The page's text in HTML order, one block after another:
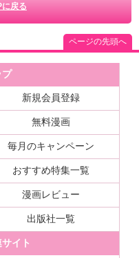
戻る
ページの先頭へ
プ
新規会員登録
無料漫画
毎月のキャンペーン
おすすめ特集一覧
漫画レビュー
出版社一覧
イト